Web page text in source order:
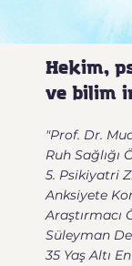
Hekim,
ve bilim
"Prof. Dr.
Ruh Sağlığı
5. Psikiyatri
Anksiyete
Araştırmacı
Süleyman
35 Yaş Altı